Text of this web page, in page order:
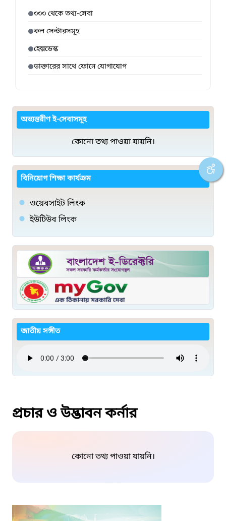
৩৩৩ থেকে তথ্য-সেবা
কল সেন্টারসমূহ
হেল্পডেস্ক
ডাক্তারের সাথে ফোনে যোগাযোগ
অভ্যন্তরীণ ই-সেবাসমূহ
কোনো তথ্য পাওয়া যায়নি।
বিনিয়োগ শিক্ষা কার্যক্রম
ওয়েবসাইট লিংক
ইউটিউব লিংক
জাতীয় সঙ্গীত
প্রচার ও উদ্ভাবন কর্নার
কোনো তথ্য পাওয়া যায়নি।